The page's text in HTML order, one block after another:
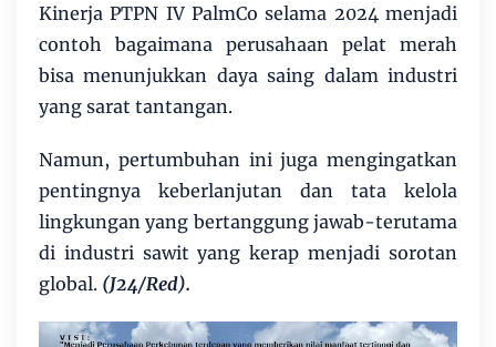
Kinerja PTPN IV PalmCo selama 2024 menjadi
contoh bagaimana perusahaan pelat merah
bisa menunjukkan daya saing dalam industri
yang sarat tantangan.
Namun, pertumbuhan ini juga mengingatkan
pentingnya keberlanjutan dan tata kelola
lingkungan yang bertanggung jawab-terutama
di industri sawit yang kerap menjadi sorotan
global. (J24/Red).